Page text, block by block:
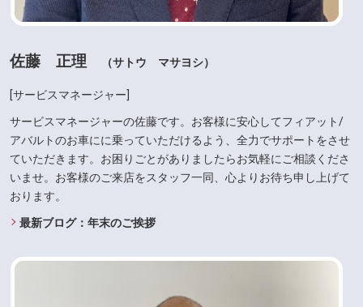
佐藤 正理 （サトウ マサヨシ）
[サービスマネージャー]
サービスマネージャーの佐藤です。お客様に安心してフィアット/
アバルトのお車にに乗っていただけるよう、全力でサポートをさせ
ていただきます。お困りごとがありましたらお気軽にご相談くださ
いませ。お客様のご来店をスタッフ一同、心よりお待ち申し上げて
おります。
最新ブログ：年末のご挨拶